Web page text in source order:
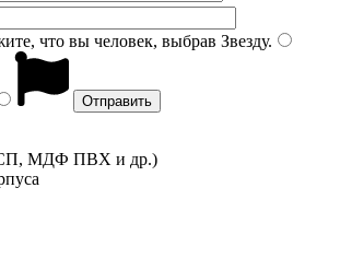
что вы человек, выбрав Звезду.
МДФ ПВХ и др.)